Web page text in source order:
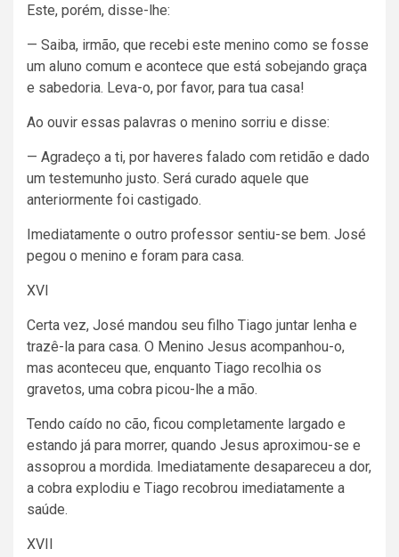
Este, porém, disse-lhe:
— Saiba, irmão, que recebi este menino como se fosse
um aluno comum e acontece que está sobejando graça
e sabedoria. Leva-o, por favor, para tua casa!
Ao ouvir essas palavras o menino sorriu e disse:
— Agradeço a ti, por haveres falado com retidão e dado
um testemunho justo. Será curado aquele que
anteriormente foi castigado.
Imediatamente o outro professor sentiu-se bem. José
pegou o menino e foram para casa.
XVI
Certa vez, José mandou seu filho Tiago juntar lenha e
trazê-la para casa. O Menino Jesus acompanhou-o,
mas aconteceu que, enquanto Tiago recolhia os
gravetos, uma cobra picou-lhe a mão.
Tendo caído no cão, ficou completamente largado e
estando já para morrer, quando Jesus aproximou-se e
assoprou a mordida. Imediatamente desapareceu a dor,
a cobra explodiu e Tiago recobrou imediatamente a
saúde.
XVII